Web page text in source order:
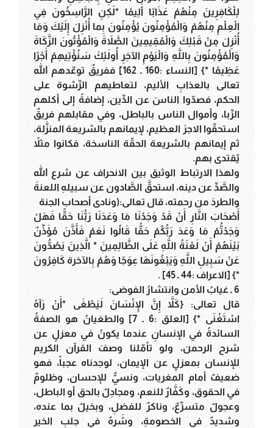
لِلْكَافِرِينَ مِنْهُمْ عَذَابًا أَلِيمًا *لَكِنِ الرَّاسِخُونَ فِي
الْعِلْمِ مِنْهُمْ وَالْمُؤْمِنُونَ يُؤْمِنُونَ بِما أُنْزِلَ إِلَيْكَ وَمَا
أُنْزِلَ مِنْ قَبْلِكَ وَالْمُقِيمِينَ الصَّلاَةَ وَالْمُؤْتُونَ الزَّكَاةَ
وَالْمُؤْمِنُونَ بِاللَّهِ وَالْيَوْمِ الآخِرِ أُولَئِكَ سَنُؤْتِيهِمْ أَجْرًا
عَظِيمًا *} [النساء :160 ـ 162] ففريقٌ توعّدهم الله
تعالى بالعذابِ الأليم، لتعاطيهم الرِّشوة على
الحكم، فصدّوا الناسَ عن الدِّين، إضافةً إلى أكلهم
الرِّبا، وأموال الناس بالباطل، وفي مقابلهم فريقٌ
استحقّوا الاجرَ العظيم، لإيمانهم بالشريعة المنزَّلة،
ثم إيمانهم بالشريعة الحقّة الناسخة، فكانوا مثلاً
يُقتدى بهم.
ولهذا الارتباط الوثيق بين الانحراف عن شرع الله
والصَّدِّ عن دينه، استحقَّ الصَّادون عن سبيلهِ اللعنةَ
والطردَ من رحمته، قال تعالى:(ونادى أصحاب الجنة
أَصْحَابَ النَّارِ أَنْ قَدْ وَجَدْنَا مَا وَعَدَنَا رَبُّنَا حَقًّا فَهَلْ
وَجَدْتُّمْ مَا وَعَدَ رَبُّكُمْ حَقًّا قَالُوا نَعَمْ فَأَذَّنَ مُؤَذِّنٌ
بَيْنَهُمْ أَنْ لَعْنَةُ اللَّهِ عَلَى الظَّالِمِينَ * الَّذِينَ يَصُدُّونَ
عَنْ سَبِيلِ اللَّهِ وَيَبْغُونَهَا عِوَجًا وَهُمْ بِالآخرة كَافِرُونَ
*} [الاعراف :44 ـ 45] .
6 ـ غيابُ الأمن وانتشارُ الفوضى:
قال تعالى: {كَلاَّ إِنَّ الإِنْسَانَ لَيَطْغَى *أَنْ رَآهُ
اسْتَغْنَى *} [العلق :6 ـ 7] والطغيانُ هو الصفةُ
السائدةُ في الإنسانِ عندما يكونُ في معزلٍ عن
شرح الرحمن، ولو تأمّلنا وصفَ القرآن الكريم
للإنسان بمعزلٍ عن الإيمان، لوجدناه عجباً، فهو
ضعيفٌ أمام المغريات، ونسيٌّ للإحسان، وظلومٌ
في الحقوق، وكَفَّارٌ للنعم، ومجادِلٌ بالحق أو الباطل،
وعجولٌ متسرِّعٌ، وناكرٌ للفضلِ، وبخيلٌ بما عنده،
وشديدٌ في الخصومةِ، وشَرِهٌ في جلبِ الخير